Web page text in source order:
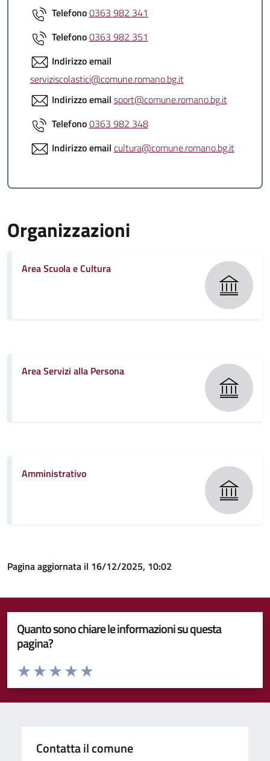
Telefono0363 982 341
Telefono0363 982 351
Indirizzo email
serviziscolastici@comune.romano.bg.it
Indirizzo email sport@comune.romano.bg.it
Telefono0363 982 348
Indirizzo email cultura@comune.romano.bg.it
Organizzazioni
Area Scuola e Cultura
Area Servizi alla Persona
Amministrativo
Pagina aggiornata il 16/12/2025, 10:02
Quanto sono chiare le informazioni su questa
pagina?
Valuta da 1 a 5 stelle la pagina
Valuta 5 stelle su 5
Valuta 4 stelle su 5
Valuta 3 stelle su 5
Valuta 2 stelle su 5
Valuta 1 stelle su 5
Contatta il comune